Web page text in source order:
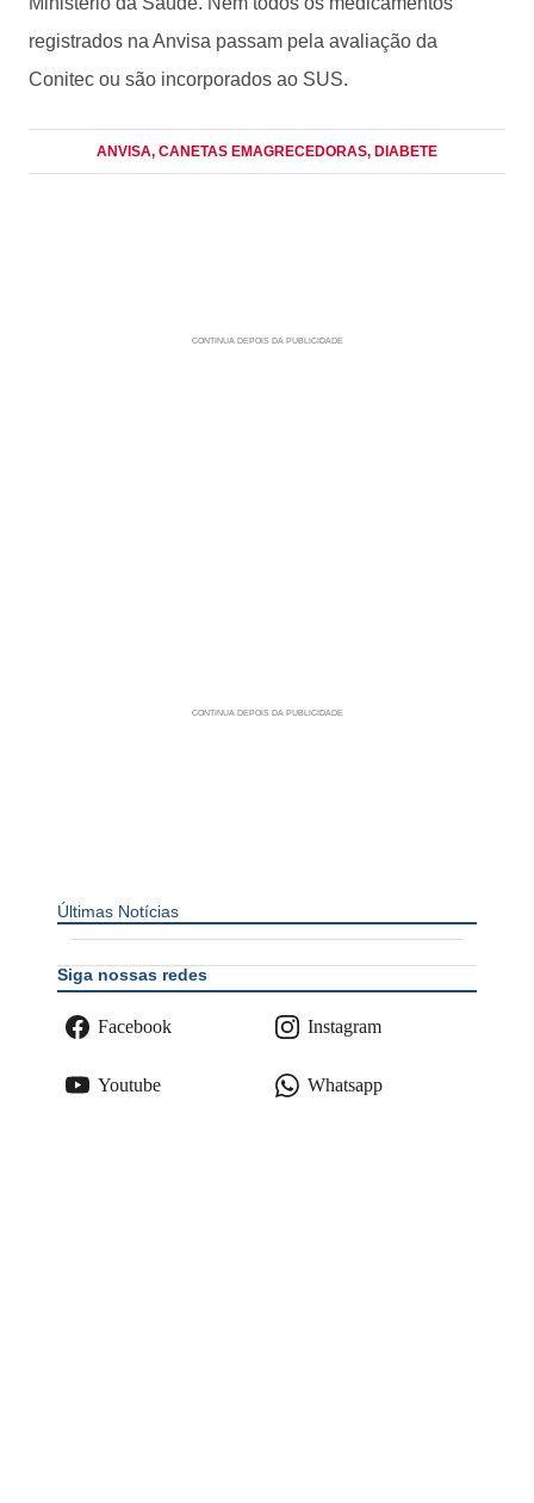
registrados na Anvisa passam pela avaliação da
Conitec ou são incorporados ao SUS.
ANVISA, CANETAS EMAGRECEDORAS, DIABETE
Últimas Notícias
Siga nossas redes
Facebook Instagram
Youtube Whatsapp